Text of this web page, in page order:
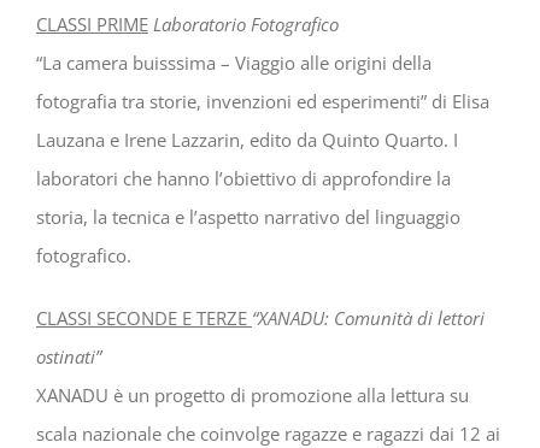
CLASSI PRIME Laboratorio Fotografico
“La camera buisssima – Viaggio alle origini della
fotografia tra storie, invenzioni ed esperimenti” di Elisa
Lauzana e Irene Lazzarin, edito da Quinto Quarto. I
laboratori che hanno l’obiettivo di approfondire la
storia, la tecnica e l’aspetto narrativo del linguaggio
fotografico.
CLASSI SECONDE E TERZE “XANADU: Comunità di lettori
ostinati”
XANADU è un progetto di promozione alla lettura su
scala nazionale che coinvolge ragazze e ragazzi dai 12 ai